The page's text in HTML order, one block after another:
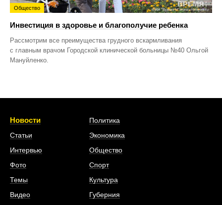
Общество
Инвестиция в здоровье и благополучие ребенка
Рассмотрим все преимущества грудного вскармливания
с главным врачом Городской клинической больницы №40 Ольгой
Мануйленко.
Новости
Статьи
Интервью
Фото
Темы
Видео
Политика
Экономика
Общество
Спорт
Культура
Губерния